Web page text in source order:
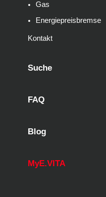
Gas
Energiepreisbremse
Kontakt
Suche
FAQ
Blog
MyE.VITA